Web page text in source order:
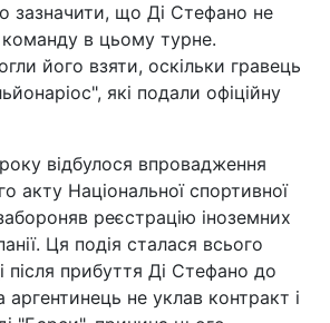
зазначити, що Ді Стефано не
в цьому турне.
його взяти, оскільки гравець
які подали офіційну
відбулося впровадження
акту Національної спортивної
реєстрацію іноземних
Ця подія сталася всього
після прибуття Ді Стефано до
не уклав контракт і